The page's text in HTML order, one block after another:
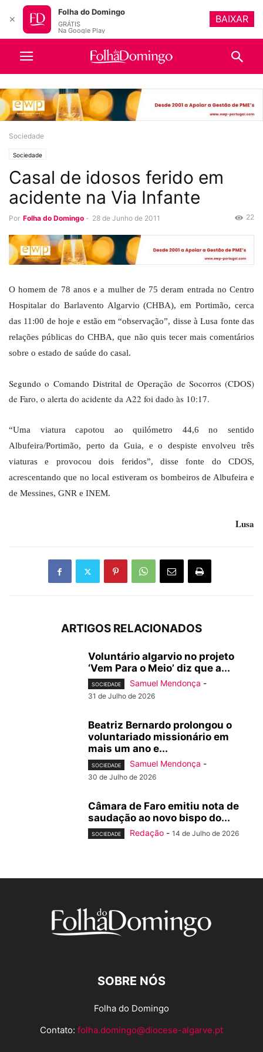
Sociedade
Sociedade
Casal de idosos ferido em
acidente na Via Infante
Por Folha do Domingo - 28 de Junho de 2011 22
O homem de 78 anos e a mulher de 75 deram entrada no Centro
Hospitalar do Barlavento Algarvio (CHBA), em Portimão, cerca
das 11:00 de hoje e estão em “observação”, disse à Lusa fonte das
relações públicas do CHBA, que não quis tecer mais comentários
sobre o estado de saúde do casal.
Segundo o Comando Distrital de Operação de Socorros (CDOS)
de Faro, o alerta do acidente da A22 foi dado às 10:17.
“Uma viatura capotou ao quilómetro 44,6 no sentido
Albufeira/Portimão, perto da Guia, e o despiste envolveu três
viaturas e provocou dois feridos”, disse fonte do CDOS,
acrescentando que no local estiveram os bombeiros de Albufeira e
de Messines, GNR e INEM.
Lusa
ARTIGOS RELACIONADOS
Voluntário algarvio no projeto
‘Vem Para o Meio’ diz que a...
SOCIEDADE Samuel Mendonça -
31 de Julho de 2026
Beatriz Bernardo prolongou o
voluntariado missionário em
mais um ano e...
SOCIEDADE Samuel Mendonça -
30 de Julho de 2026
Câmara de Faro emitiu nota de
saudação ao novo bispo do...
SOCIEDADE Redação - 14 de Julho de 2026
SOBRE NÓS
Folha do Domingo
Contato: folha.domingo@diocese-algarve.pt
✕
Folha do Domingo
GRÁTIS
Na Google Play
BAIXAR